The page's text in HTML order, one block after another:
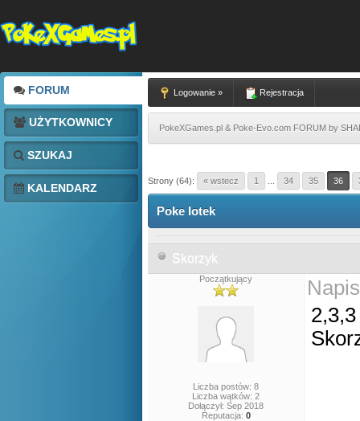
FORUM
UŻYTKOWNICY
SZUKAJ
KALENDARZ
Logowanie » Rejestracja
PokeXGames.pl & Poke-Evo.com FORUM by
Strony (64): « wstecz 1 34 35 36
Poke lotek
Skorzyk
Początkujący
Liczba postów: 8
Liczba wątków: 2
Dołączył: Sep 2018
Reputacja: 0
2,3,3